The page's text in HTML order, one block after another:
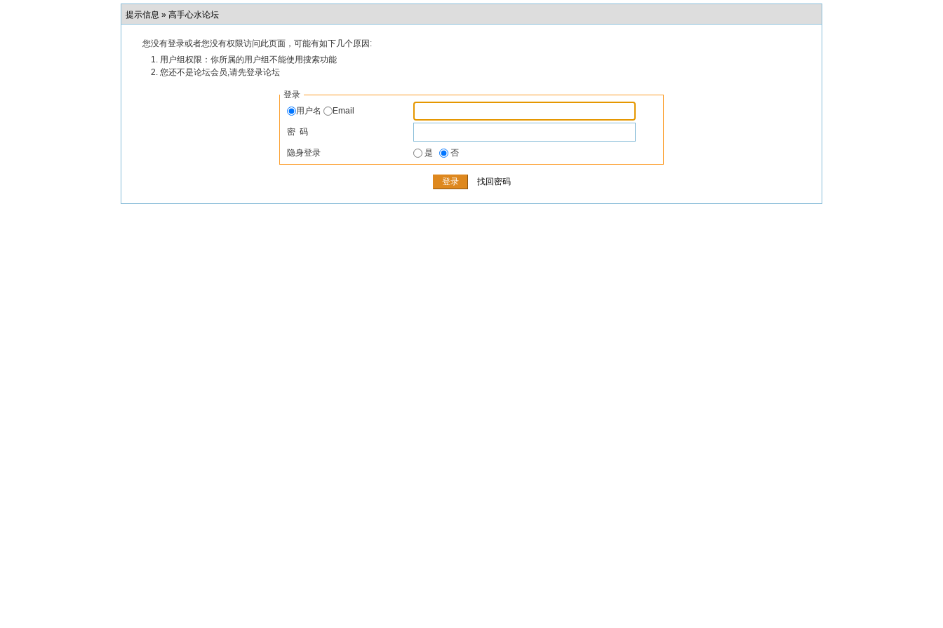
提示信息 » 高手心水论坛
您没有登录或者您没有权限访问此页面，可能有如下几个原因:
用户组权限：你所属的用户组不能使用搜索功能
您还不是论坛会员,请先登录论坛
登录
用户名
Email
密 码
隐身登录 是 否
找回密码